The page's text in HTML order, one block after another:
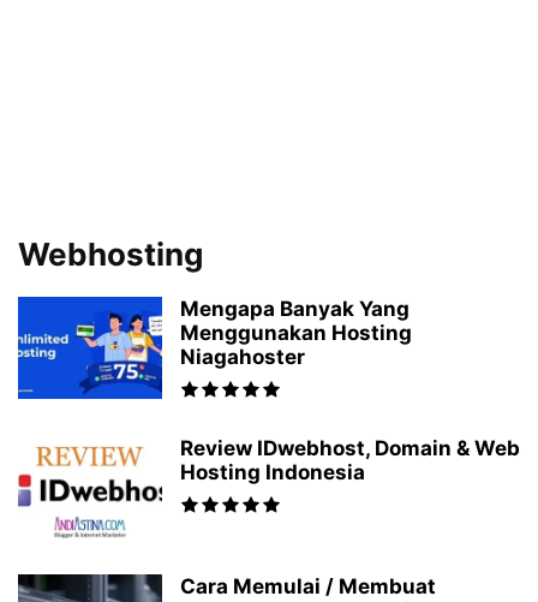
Webhosting
Mengapa Banyak Yang
Menggunakan Hosting
Niagahoster
Review IDwebhost, Domain & Web
Hosting Indonesia
Cara Memulai / Membuat